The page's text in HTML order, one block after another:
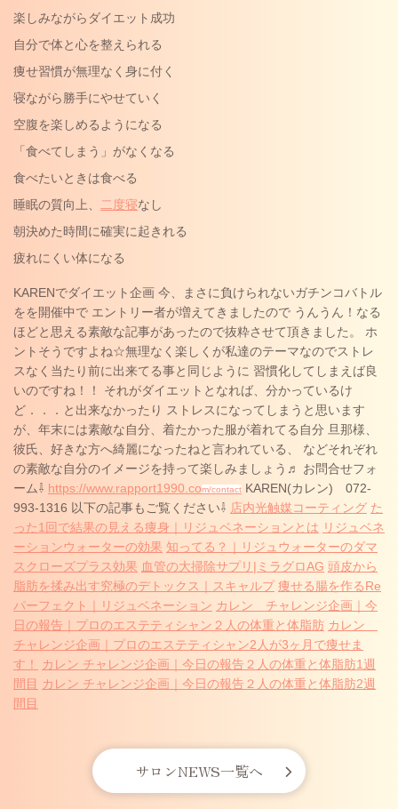
楽しみながらダイエット成功
自分で体と心を整えられる
痩せ習慣が無理なく身に付く
寝ながら勝手にやせていく
空腹を楽しめるようになる
「食べてしまう」がなくなる
食べたいときは食べる
睡眠の質向上、
二度寝なし
朝決めた時間に確実に起きれる
疲れにくい体になる
KARENでダイエット企画 今、まさに負けられないガチンコバトル
をを開催中で エントリー者が増えてきましたので うんうん！なる
ほどと思える素敵な記事があったので抜粋させて頂きました。 ホ
ントそうですよね☆無理なく楽しくが私達のテーマなのでストレ
スなく当たり前に出来てる事と同じように 習慣化してしまえば良
いのですね！！ それがダイエットとなれば、分かっているけ
ど．．．と出来なかったり ストレスになってしまうと思います
が、年末には素敵な自分、着たかった服が着れてる自分 旦那様、
彼氏、好きな方へ綺麗になったねと言われている、 などそれぞれ
の素敵な自分のイメージを持って楽しみましょう♬ お問合せフォ
ーム⇩ https://www.rapport1990.com/contact KAREN(カレン) 072-
993-1316 以下の記事もご覧ください⇩ 店内光触媒コーティング た
った1回で結果の見える痩身｜リジュベネーションとは リジュベネ
ーションウォーターの効果 知ってる？｜リジュウォーターのダマ
スクローズプラス効果 血管の大掃除サプリ|ミラグロAG 頭皮から
脂肪を揉み出す究極のデトックス｜スキャルプ 痩せる腸を作るRe
パーフェクト｜リジュベネーション カレン チャレンジ企画｜今
日の報告｜プロのエステティシャン２人の体重と体脂肪 カレン
チャレンジ企画｜プロのエステティシャン2人が3ヶ月で痩せま
す！
カレン チャレンジ企画｜今日の報告２人の体重と体脂肪1週
間目 カレン チャレンジ企画｜今日の報告２人の体重と体脂肪2週
間目
サロンNEWS一覧へ